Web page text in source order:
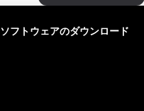
ソフトウェアのダウンロード